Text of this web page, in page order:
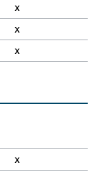
x
x
x
x